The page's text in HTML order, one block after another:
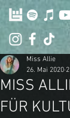
MISS
FÜR
Miss Allie
26. Mai 2020